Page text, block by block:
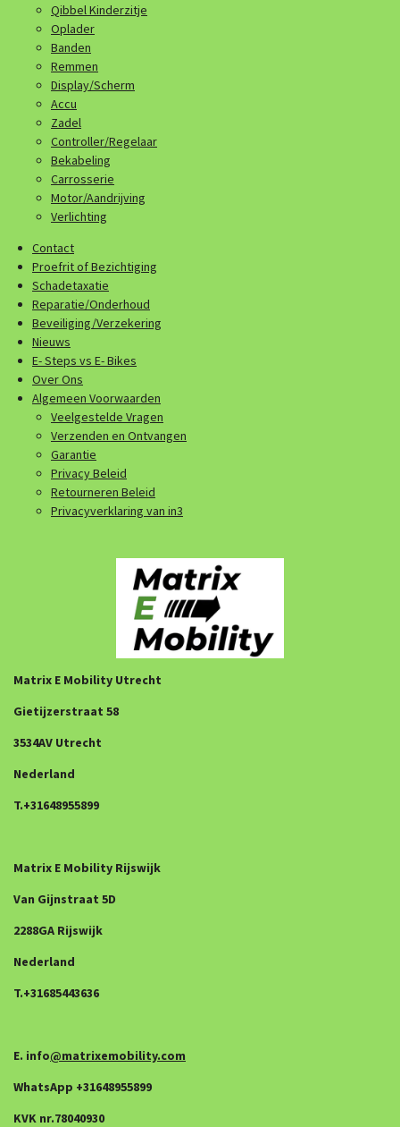
Qibbel Kinderzitje
Oplader
Banden
Remmen
Display/Scherm
Accu
Zadel
Controller/Regelaar
Bekabeling
Carrosserie
Motor/Aandrijving
Verlichting
Contact
Proefrit of Bezichtiging
Schadetaxatie
Reparatie/Onderhoud
Beveiliging/Verzekering
Nieuws
E- Steps vs E- Bikes
Over Ons
Algemeen Voorwaarden
Veelgestelde Vragen
Verzenden en Ontvangen
Garantie
Privacy Beleid
Retourneren Beleid
Privacyverklaring van in3
Matrix E Mobility Utrecht
Gietijzerstraat 58
3534AV Utrecht
Nederland
T.+31648955899
Matrix E Mobility Rijswijk
Van Gijnstraat 5D
2288GA Rijswijk
Nederland
T.+31685443636
E. info@matrixemobility.com
WhatsApp +31648955899
KVK nr.78040930